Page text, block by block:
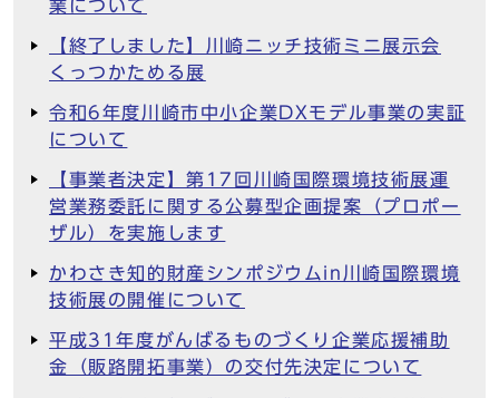
業について
【終了しました】川崎ニッチ技術ミニ展示会
くっつかためる展
令和6年度川崎市中小企業DXモデル事業の実証
について
【事業者決定】第17回川崎国際環境技術展運
営業務委託に関する公募型企画提案（プロポー
ザル）を実施します
かわさき知的財産シンポジウムin川崎国際環境
技術展の開催について
平成31年度がんばるものづくり企業応援補助
金（販路開拓事業）の交付先決定について